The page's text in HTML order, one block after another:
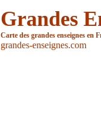
Grandes
Carte des grandes enseignes en
grandes-enseignes.com